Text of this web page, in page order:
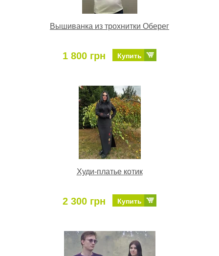
Вышиванка из трохнитки Оберег
1 800 грн Купить
Худи-платье котик
2 300 грн Купить